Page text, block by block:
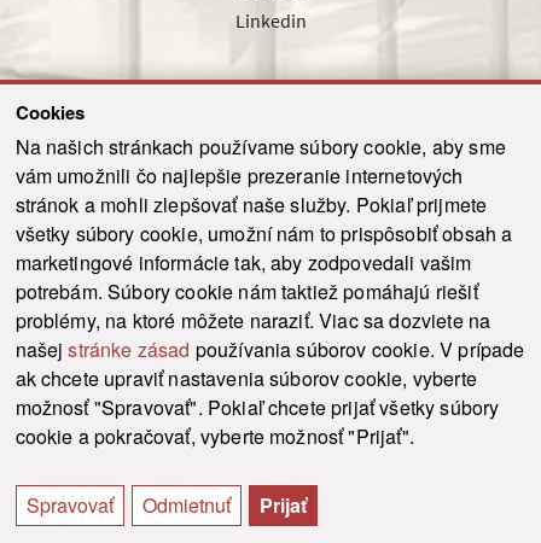
Cookies
Na našich stránkach používame súbory cookie, aby sme
vám umožnili čo najlepšie prezeranie internetových
stránok a mohli zlepšovať naše služby. Pokiaľ prijmete
všetky súbory cookie, umožní nám to prispôsobiť obsah a
marketingové informácie tak, aby zodpovedali vašim
potrebám. Súbory cookie nám taktiež pomáhajú riešiť
problémy, na ktoré môžete naraziť. Viac sa dozviete na
našejstránke zásad používania súborov cookie. V prípade
ak chcete upraviť nastavenia súborov cookie, vyberte
možnosť "Spravovať". Pokiaľ chcete prijať všetky súbory
cookie a pokračovať, vyberte možnosť "Prijať".
Spravovať Odmietnuť Prijať
Linkedin
Odoslať
© 2021-2026 ku.sk. Všetky práva vyhradené. Ochrana osobných údajov
Vyhlásenie o prístupnosti |
Admin
This site is protected by reCAPTCHA and the Google Privacy Policy and Terms of
Service
apply.